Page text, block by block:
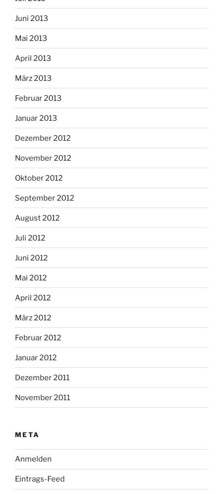
Juni 2013
Mai 2013
April 2013
März 2013
Februar 2013
Januar 2013
Dezember 2012
November 2012
Oktober 2012
September 2012
August 2012
Juli 2012
Juni 2012
Mai 2012
April 2012
März 2012
Februar 2012
Januar 2012
Dezember 2011
November 2011
META
Anmelden
Eintrags-Feed